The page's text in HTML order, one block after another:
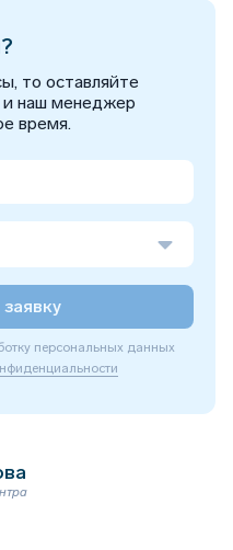
то оставляйте
и наш менеджер
время.
персональных данных